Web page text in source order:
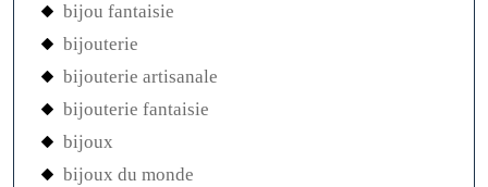
bijou fantaisie
bijouterie
bijouterie artisanale
bijouterie fantaisie
bijoux
bijoux du monde